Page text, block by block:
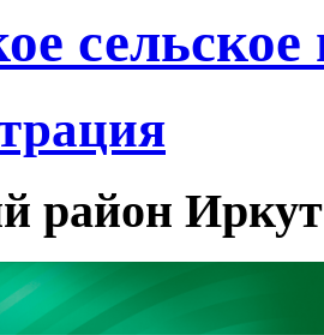
сельское
район